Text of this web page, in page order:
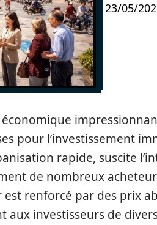
23/05/
pour l’investissement
rapide, suscite
de nombreux
est renforcé par des prix
aux investisseurs de